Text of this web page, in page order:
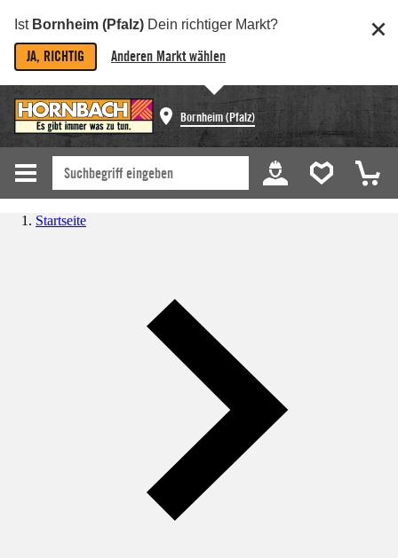
Ist Bornheim (Pfalz) Dein richtiger Markt?
JA, RICHTIG Anderen Markt wählen
Bornheim (Pfalz)
Startseite